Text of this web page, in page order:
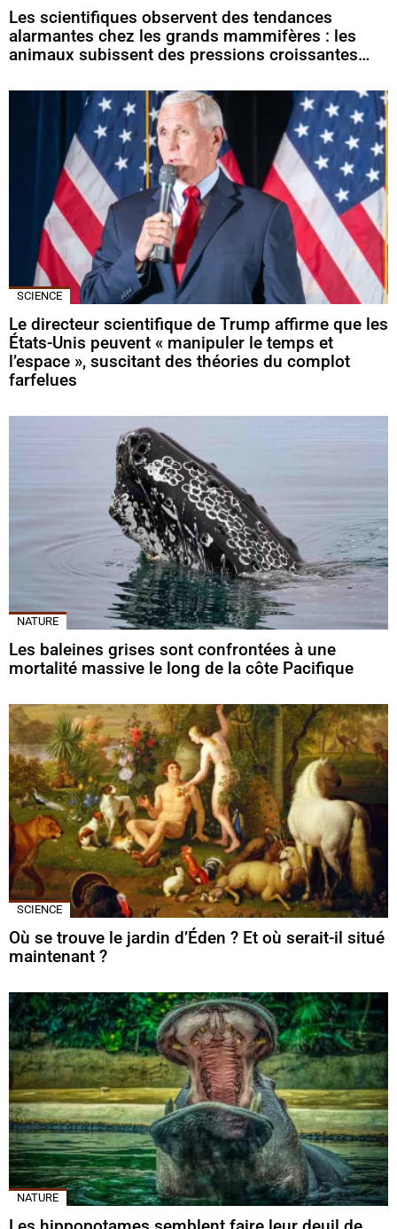
Les scientifiques observent des tendances
alarmantes chez les grands mammifères : les
animaux subissent des pressions croissantes…
SCIENCE
Le directeur scientifique de Trump affirme que les
États-Unis peuvent « manipuler le temps et
l’espace », suscitant des théories du complot
farfelues
NATURE
Les baleines grises sont confrontées à une
mortalité massive le long de la côte Pacifique
SCIENCE
Où se trouve le jardin d’Éden ? Et où serait-il situé
maintenant ?
NATURE